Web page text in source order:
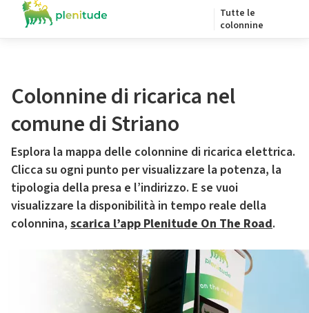
Tutte le
colonnine
Colonnine di ricarica nel
comune di Striano
Esplora la mappa delle colonnine di ricarica elettrica.
Clicca su ogni punto per visualizzare la potenza, la
tipologia della presa e l’indirizzo. E se vuoi
visualizzare la disponibilità in tempo reale della
colonnina, scarica l’app Plenitude On The Road.